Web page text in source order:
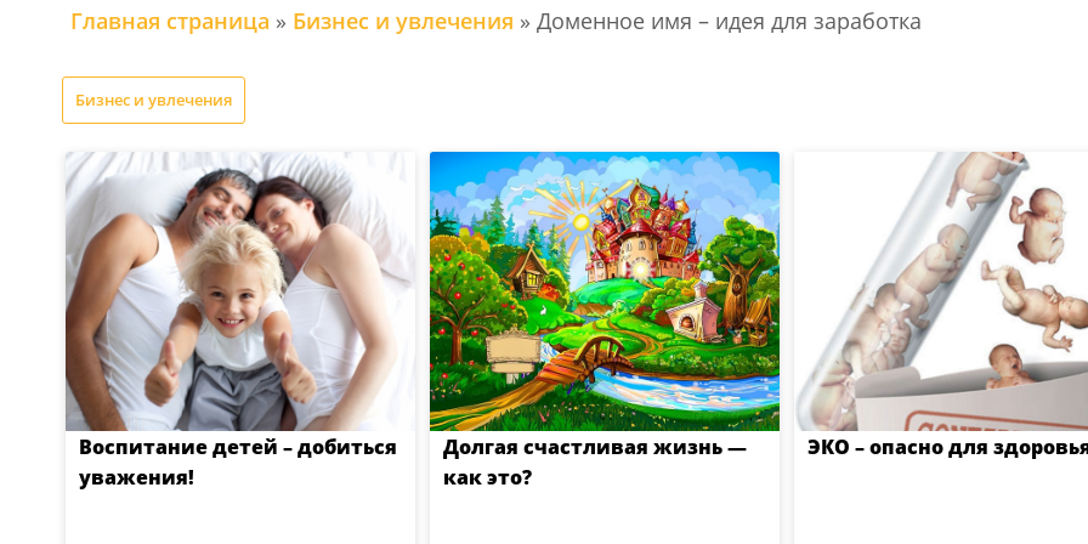
Главная страница » Бизнес и увлечения » Доменное имя – идея для заработка
Бизнес и увлечения
Воспитание детей – добиться
уважения!
Долгая счастливая жизнь —
как это?
ЭКО – опасно для